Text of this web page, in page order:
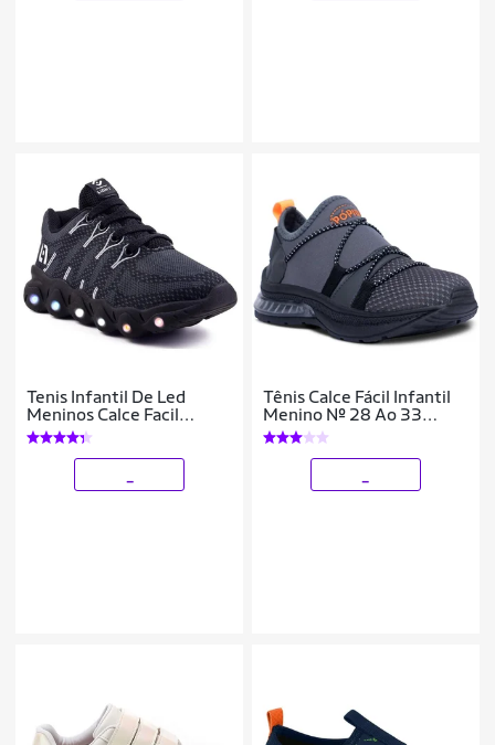
Tenis Infantil De Led
Meninos Calce Facil
Desenhos Luzinha LIGHT
Tênis Calce Fácil Infantil
Menino Nº 28 Ao 33
Escolar 11.60j